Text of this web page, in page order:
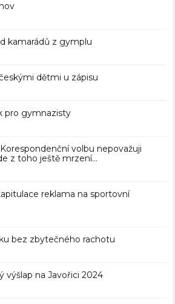
kamarádů z gymplu
dětmi u zápisu
pro gymnazisty
volbu nepovažuji
z toho ještě mrzení…
reklama na sportovní
bez zbytečného rachotu
výšlap na Javořici 2024